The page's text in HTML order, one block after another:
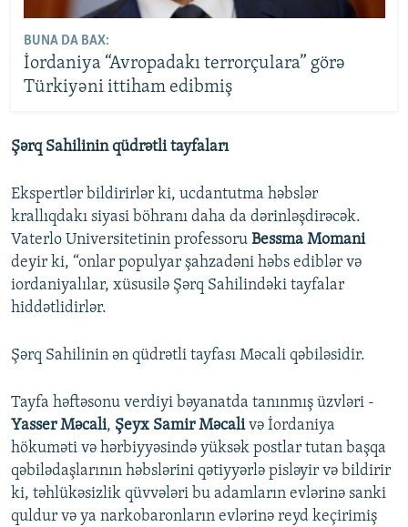
BUNA DA BAX:
İordaniya “Avropadakı terrorçulara” görə
Türkiyəni ittiham edibmiş
Şərq Sahilinin qüdrətli tayfaları
Ekspertlər bildirirlər ki, ucdantutma həbslər
krallıqdakı siyasi böhranı daha da dərinləşdirəcək.
Vaterlo Universitetinin professoru Bessma Momani
deyir ki, “onlar populyar şahzadəni həbs ediblər və
iordaniyalılar, xüsusilə Şərq Sahilindəki tayfalar
hiddətlidirlər.
Şərq Sahilinin ən qüdrətli tayfası Məcali qəbiləsidir.
Tayfa həftəsonu verdiyi bəyanatda tanınmış üzvləri -
Yasser Məcali, Şeyx Samir Məcalivə İordaniya
hökuməti və hərbiyyəsində yüksək postlar tutan başqa
qəbilədaşlarının həbslərini qətiyyərlə pisləyir və bildirir
ki, təhlükəsizlik qüvvələri bu adamların evlərinə sanki
quldur və ya narkobaronların evlərinə reyd keçirimiş